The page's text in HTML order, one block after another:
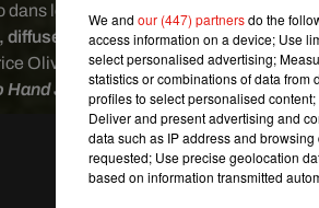
dans le film culte, a toujours le rythme
lors du Super Bowl le 7 février
Olivia Newton-John,John Travolta
Hand Jive
."Il est toujours dans le coup"
We and our (447) partnersdo the
access information on a device; Use
select personalised advertising;
statistics or combinations of data
profiles to select personalised
Deliver and present advertising and
data such as IP address and
requested; Use precise geolocation
based on information transmitted